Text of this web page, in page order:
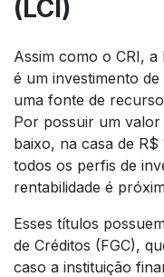
(LCI)
Assim como o CRI,
é um investimento
uma fonte de
Por possuir um valor
baixo, na casa de R$
todos os perfis de
rentabilidade é
Esses títulos
de Créditos (FGC),
caso a instituição